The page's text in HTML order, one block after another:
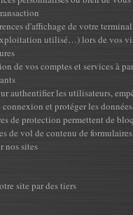
d'affichage de votre
utilisé…) lors de vos
de vos comptes et services à
authentifier les utilisateurs,
et protéger les
de protection permettent de
de vol de contenu de
nos sites
site par des tiers